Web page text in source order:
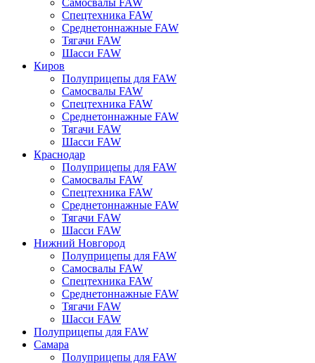
Самосвалы FAW
Спецтехника FAW
Среднетоннажные FAW
Тягачи FAW
Шасси FAW
Киров
Полуприцепы для FAW
Самосвалы FAW
Спецтехника FAW
Среднетоннажные FAW
Тягачи FAW
Шасси FAW
Краснодар
Полуприцепы для FAW
Самосвалы FAW
Спецтехника FAW
Среднетоннажные FAW
Тягачи FAW
Шасси FAW
Нижний Новгород
Полуприцепы для FAW
Самосвалы FAW
Спецтехника FAW
Среднетоннажные FAW
Тягачи FAW
Шасси FAW
Полуприцепы для FAW
Самара
Полуприцепы для FAW